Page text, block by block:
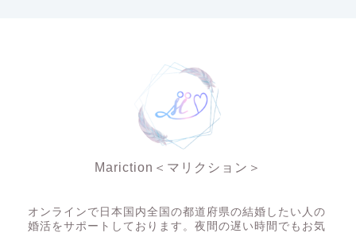
Mariction＜マリクション＞
オンラインで日本国内全国の都道府県の結婚したい人の
婚活をサポートしております。夜間の遅い時間でもお気